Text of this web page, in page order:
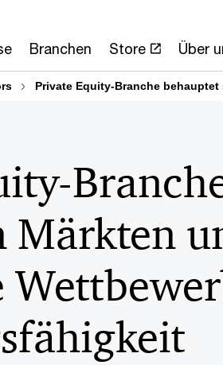
Branchen Store Über
Private Equity-Branche